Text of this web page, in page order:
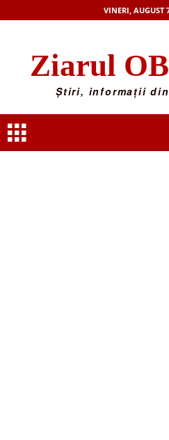
VINERI, AUGUST
Ziarul
Știri, informații